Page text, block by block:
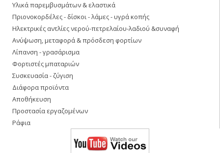
Υλικά παρεμβυσμάτων & ελαστικά
Πριονοκορδέλες - δίσκοι - λάμες - υγρά κοπής
Ηλεκτρικές αντλίες νερού-πετρελαίου-λαδιού &συναφή
Ανύψωση, μεταφορά & πρόσδεση φορτίων
Λίπανση - γρασάρισμα
Φορτιστές μπαταριών
Συσκευασία - ζύγιση
Διάφορα προϊόντα
Αποθήκευση
Προστασία εργαζομένων
Ράφια